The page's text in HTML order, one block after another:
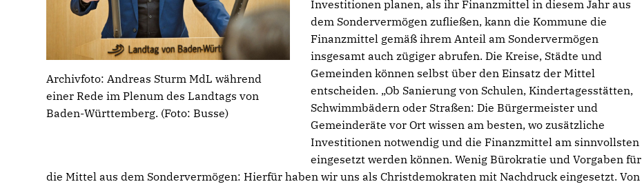
Archivfoto: Andreas Sturm MdL während
einer Rede im Plenum des Landtags von
Baden-Württemberg. (Foto: Busse)
Investitionen planen, als ihr Finanzmittel in diesem Jahr aus
dem Sondervermögen zufließen, kann die Kommune die
Finanzmittel gemäß ihrem Anteil am Sondervermögen
insgesamt auch zügiger abrufen. Die Kreise, Städte und
Gemeinden können selbst über den Einsatz der Mittel
entscheiden. „Ob Sanierung von Schulen, Kindertagesstätten,
Schwimmbädern oder Straßen: Die Bürgermeister und
Gemeinderäte vor Ort wissen am besten, wo zusätzliche
Investitionen notwendig und die Finanzmittel am sinnvollsten
eingesetzt werden können. Wenig Bürokratie und Vorgaben für
die Mittel aus dem Sondervermögen: Hierfür haben wir uns als Christdemokraten mit Nachdruck eingesetzt. Von